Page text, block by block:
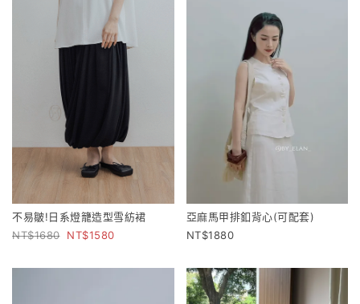
不易皺!日系燈籠造型雪紡裙
1680
1580
亞麻馬甲排釦背心(可配套)
1880